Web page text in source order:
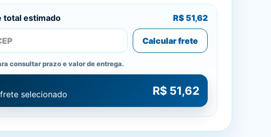
total estimado R$ 51,62
Calcular frete
consultar prazo e valor de entrega.
selecionado R$ 51,62